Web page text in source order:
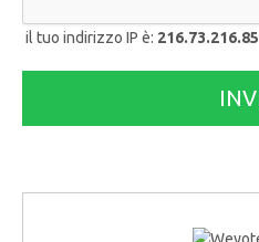
il tuo indirizzo IP è: 216.73.216.85